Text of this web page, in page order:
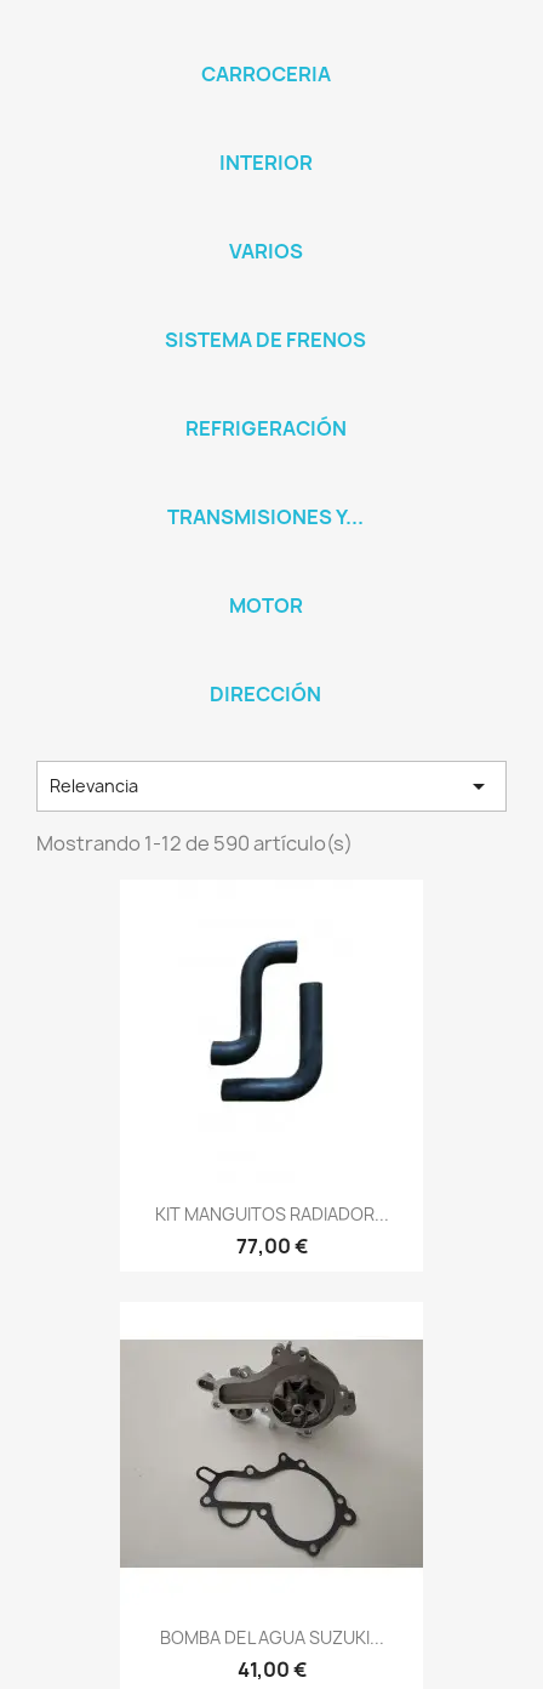
CARROCERIA
INTERIOR
VARIOS
SISTEMA DE FRENOS
REFRIGERACIÓN
TRANSMISIONES Y...
MOTOR
DIRECCIÓN
Relevancia 
Mostrando 1-12 de 590 artículo(s)
KIT MANGUITOS RADIADOR...
77,00 €
BOMBA DEL AGUA SUZUKI...
41,00 €